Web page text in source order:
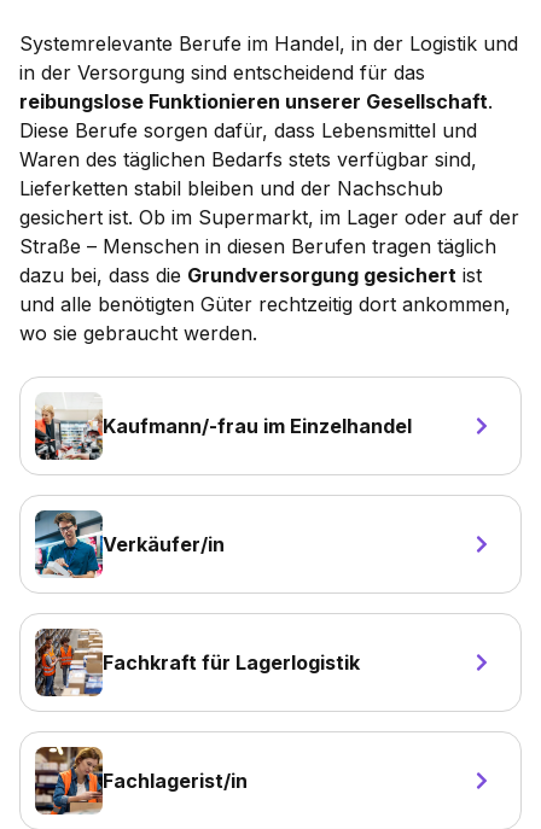
Systemrelevante Berufe im Handel, in der Logistik und
in der Versorgung sind entscheidend für das
reibungslose Funktionieren unserer Gesellschaft.
Diese Berufe sorgen dafür, dass Lebensmittel und
Waren des täglichen Bedarfs stets verfügbar sind,
Lieferketten stabil bleiben und der Nachschub
gesichert ist. Ob im Supermarkt, im Lager oder auf der
Straße – Menschen in diesen Berufen tragen täglich
dazu bei, dass die Grundversorgung gesichert ist
und alle benötigten Güter rechtzeitig dort ankommen,
wo sie gebraucht werden.
Kaufmann/-frau im Einzelhandel
Verkäufer/in
Fachkraft für Lagerlogistik
Fachlagerist/in